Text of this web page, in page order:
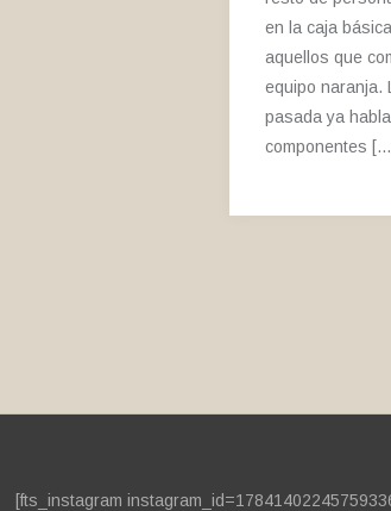
en la caja
aquellos que
equipo naranja.
pasada ya
componentes
[fts_instagram